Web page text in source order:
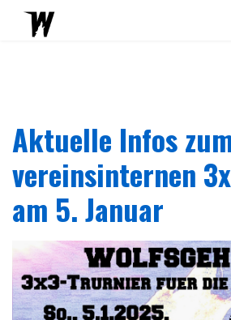
Aktuelle Infos
vereinsinternen
am 5. Januar